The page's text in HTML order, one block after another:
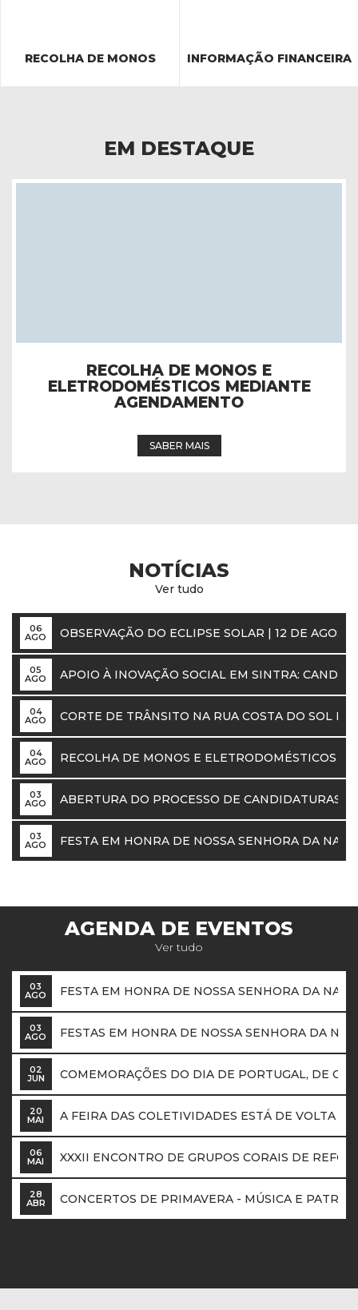
RECOLHA DE MONOS INFORMAÇÃO FINANCEIRA
EM DESTAQUE
FESTAS EM HONRA DE NOSSA
SENHORA DA NATIVIDADE –
PROGRAMA 2026
SABER MAIS
AGENDA DE EVENTOS
Ver tudo
03
AGO FESTA EM HONRA DE NOSSA SENHORA DA
03
AGO FESTAS EM HONRA DE NOSSA SENHORA DA
02
JUN COMEMORAÇÕES DO DIA DE PORTUGAL, DE
20
MAI A FEIRA DAS COLETIVIDADES ESTÁ DE VOLTA
06
MAI XXXII ENCONTRO DE GRUPOS CORAIS DE
28
ABR CONCERTOS DE PRIMAVERA - MÚSICA E
NOTÍCIAS
Ver tudo
06
AGO OBSERVAÇÃO DO ECLIPSE SOLAR | 12 DE
05
AGO APOIO À INOVAÇÃO SOCIAL EM SINTRA:
04
AGO CORTE DE TRÂNSITO NA RUA COSTA DO SOL
04
AGO RECOLHA DE MONOS E ELETRODOMÉSTICOS
03
AGO ABERTURA DO PROCESSO DE CANDIDATURAS
03
AGO FESTA EM HONRA DE NOSSA SENHORA DA